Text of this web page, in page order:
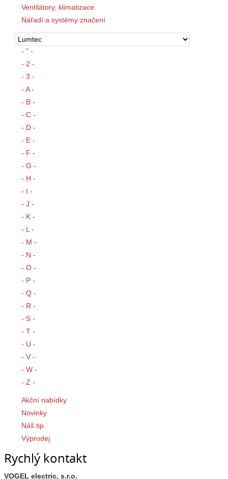
Ventilátory, klimatizace
Nářadí a systémy značení
- " -
- 2 -
- 3 -
- A -
- B -
- C -
- D -
- E -
- F -
- G -
- H -
- I -
- J -
- K -
- L -
- M -
- N -
- O -
- P -
- Q -
- R -
- S -
- T -
- U -
- V -
- W -
- Z -
Akční nabídky
Novinky
Náš tip
Výprodej
Rychlý kontakt
VOGEL electric, s.r.o.